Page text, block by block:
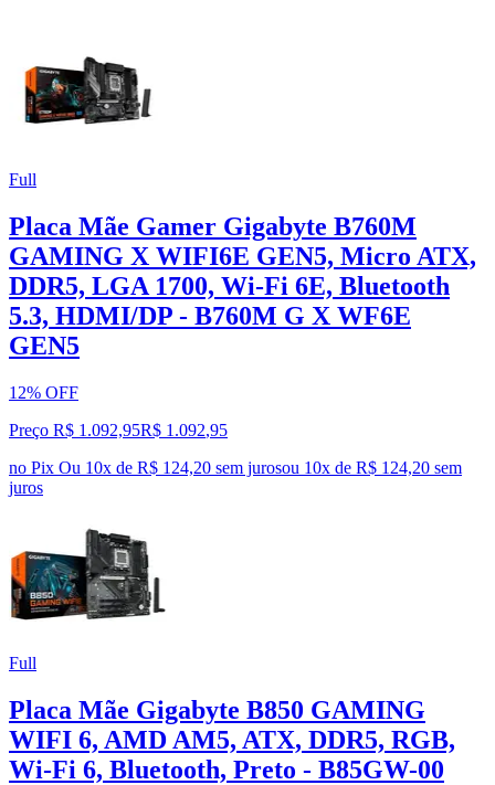
Full
Placa Mãe Gamer Gigabyte B760M
GAMING X WIFI6E GEN5, Micro ATX,
DDR5, LGA 1700, Wi-Fi 6E, Bluetooth
5.3, HDMI/DP - B760M G X WF6E
GEN5
12% OFF
Preço R$ 1.092,95R$ 1.092,95
no Pix Ou 10x de R$ 124,20 sem jurosou 10x de R$ 124,20 sem
juros
Full
Placa Mãe Gigabyte B850 GAMING
WIFI 6, AMD AM5, ATX, DDR5, RGB,
Wi-Fi 6, Bluetooth, Preto - B85GW-00